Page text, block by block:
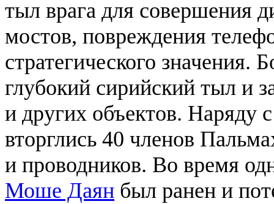
тыл врага для совершения
мостов, повреждения
стратегического
глубокий сирийский тыл и
и других объектов. Наряду
вторглись 40 членов
и проводников. Во время
Моше Даян был ранен и